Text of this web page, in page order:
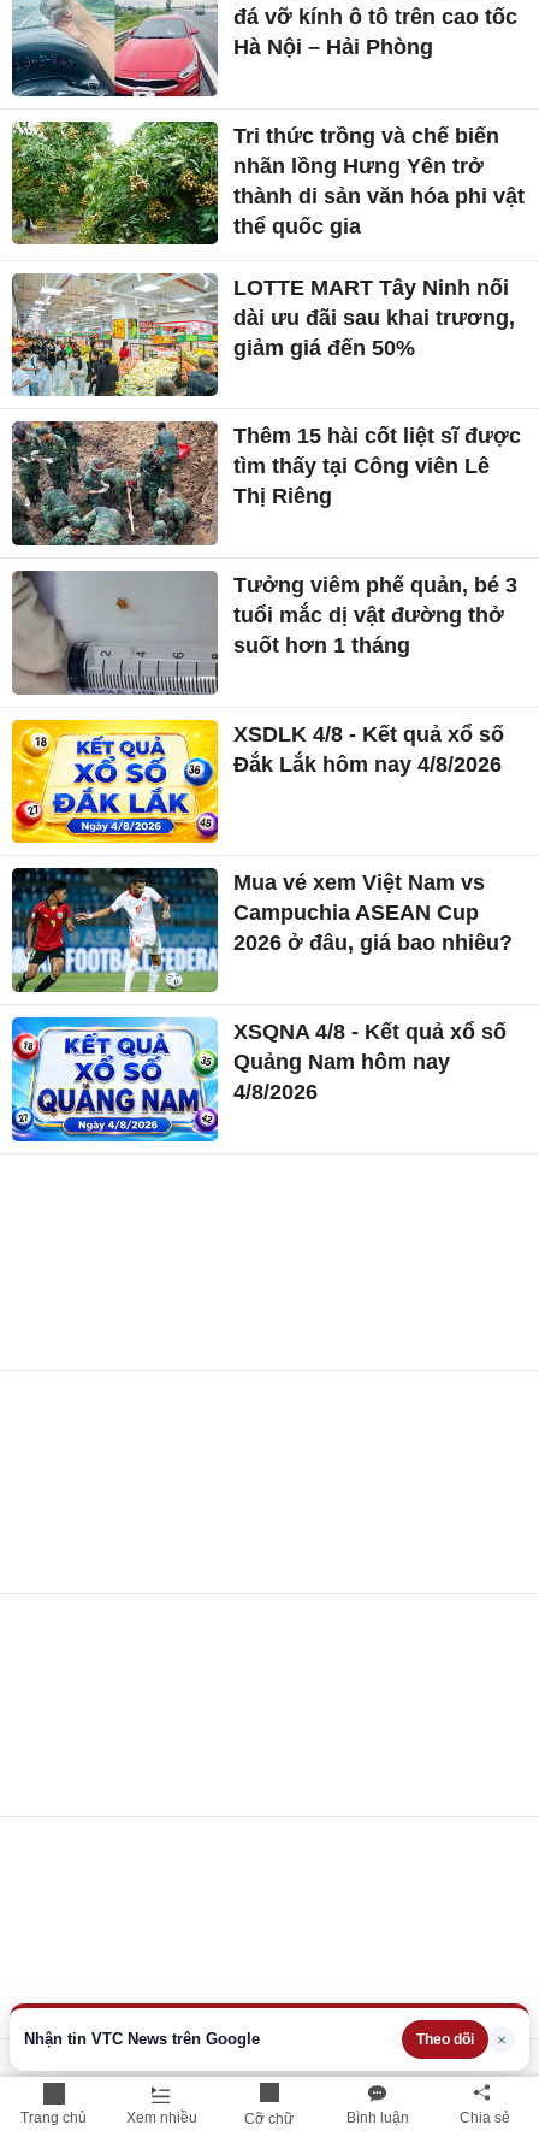
Trang chủ Xem nhiều Cỡ chữ Bình luận Chia sẻ
Nhận tin VTC News trên Google Theo dõi ×
đá vỡ kính ô tô trên cao tốc
Hà Nội – Hải Phòng
Tri thức trồng và chế biến
nhãn lồng Hưng Yên trở
thành di sản văn hóa phi vật
thể quốc gia
LOTTE MART Tây Ninh nối
dài ưu đãi sau khai trương,
giảm giá đến 50%
Thêm 15 hài cốt liệt sĩ được
tìm thấy tại Công viên Lê
Thị Riêng
Tưởng viêm phế quản, bé 3
tuổi mắc dị vật đường thở
suốt hơn 1 tháng
XSDLK 4/8 - Kết quả xổ số
Đắk Lắk hôm nay 4/8/2026
Mua vé xem Việt Nam vs
Campuchia ASEAN Cup
2026 ở đâu, giá bao nhiêu?
XSQNA 4/8 - Kết quả xổ số
Quảng Nam hôm nay
4/8/2026